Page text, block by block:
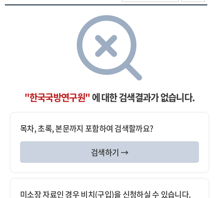
"한국국방연구원"에 대한 검색결과가 없습니다.
목차, 초록, 본문까지 포함하여 검색할까요?
검색하기 →
미소장 자료인 경우 비치(구입)을 신청하실 수 있습니다.